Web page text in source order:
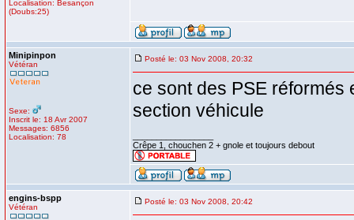
Localisation: Besançon
(Doubs:25)
Minipinpon
Vétéran
Sexe:
Inscrit le: 18 Avr 2007
Messages: 6856
Localisation: 78
Posté le: 03 Nov 2008, 20:32
ce sont des PSE réformés
section véhicule
Crêpe 1, chouchen 2 + gnole et toujours debout
engins-bspp
Vétéran
Posté le: 03 Nov 2008, 20:42